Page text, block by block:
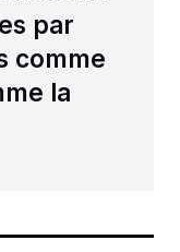
par
comme
la